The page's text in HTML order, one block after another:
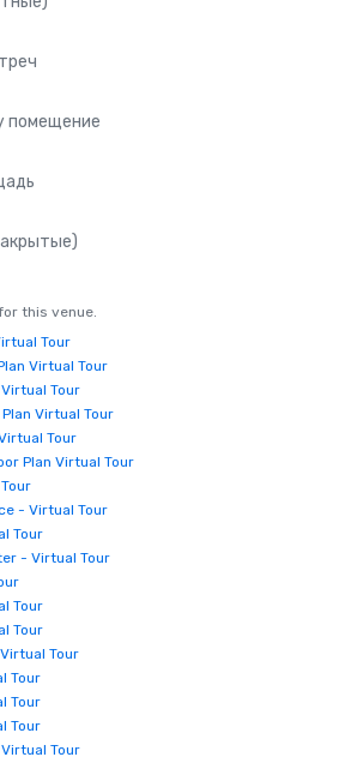
помещение
this venue.
Tour
Virtual Tour
Tour
Virtual Tour
Tour
Plan Virtual Tour
- Virtual Tour
Tour
- Virtual Tour
Tour
Tour
Tour
Tour
Tour
Tour
Tour